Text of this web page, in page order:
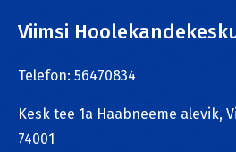
Viimsi
Telefon: 56470834
Kesk tee 1a Haabneeme alevik,
74001